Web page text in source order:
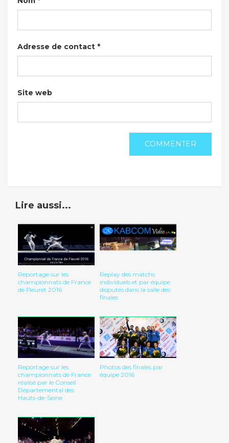
Adresse de contact *
Site web
Lire aussi...
Reportage sur les
championnats de France
de Fleuret 2016
Replay des matchs
individuels et par équipe
disputés dans la salle des
finales
Reportage sur les
championnats de France
réalisé par le Conseil
Départemental des
Hauts-de-Seine
Photos des finales par
équipe 2016